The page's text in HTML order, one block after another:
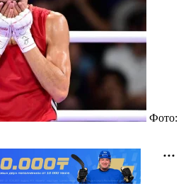
Фото: